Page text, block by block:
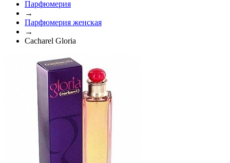
Парфюмерия
→
Парфюмерия женская
→
Cacharel Gloria